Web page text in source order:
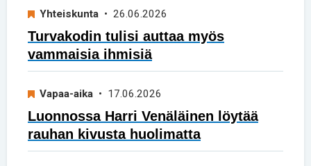
Yhteiskunta • 26.06.2026
Turvakodin tulisi auttaa myös
vammaisia ihmisiä
Vapaa-aika • 17.06.2026
Luonnossa Harri Venäläinen löytää
rauhan kivusta huolimatta